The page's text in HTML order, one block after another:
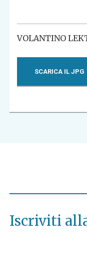
VOLANTINO
SCARICA IL JPG
Iscriviti